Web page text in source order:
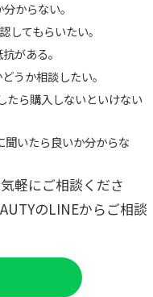
からない。
してもらいたい。
がある。
うか相談したい。
たら購入しないといけない
聞いたら良いか分からな
軽にご相談くださ
のLINEからご相談